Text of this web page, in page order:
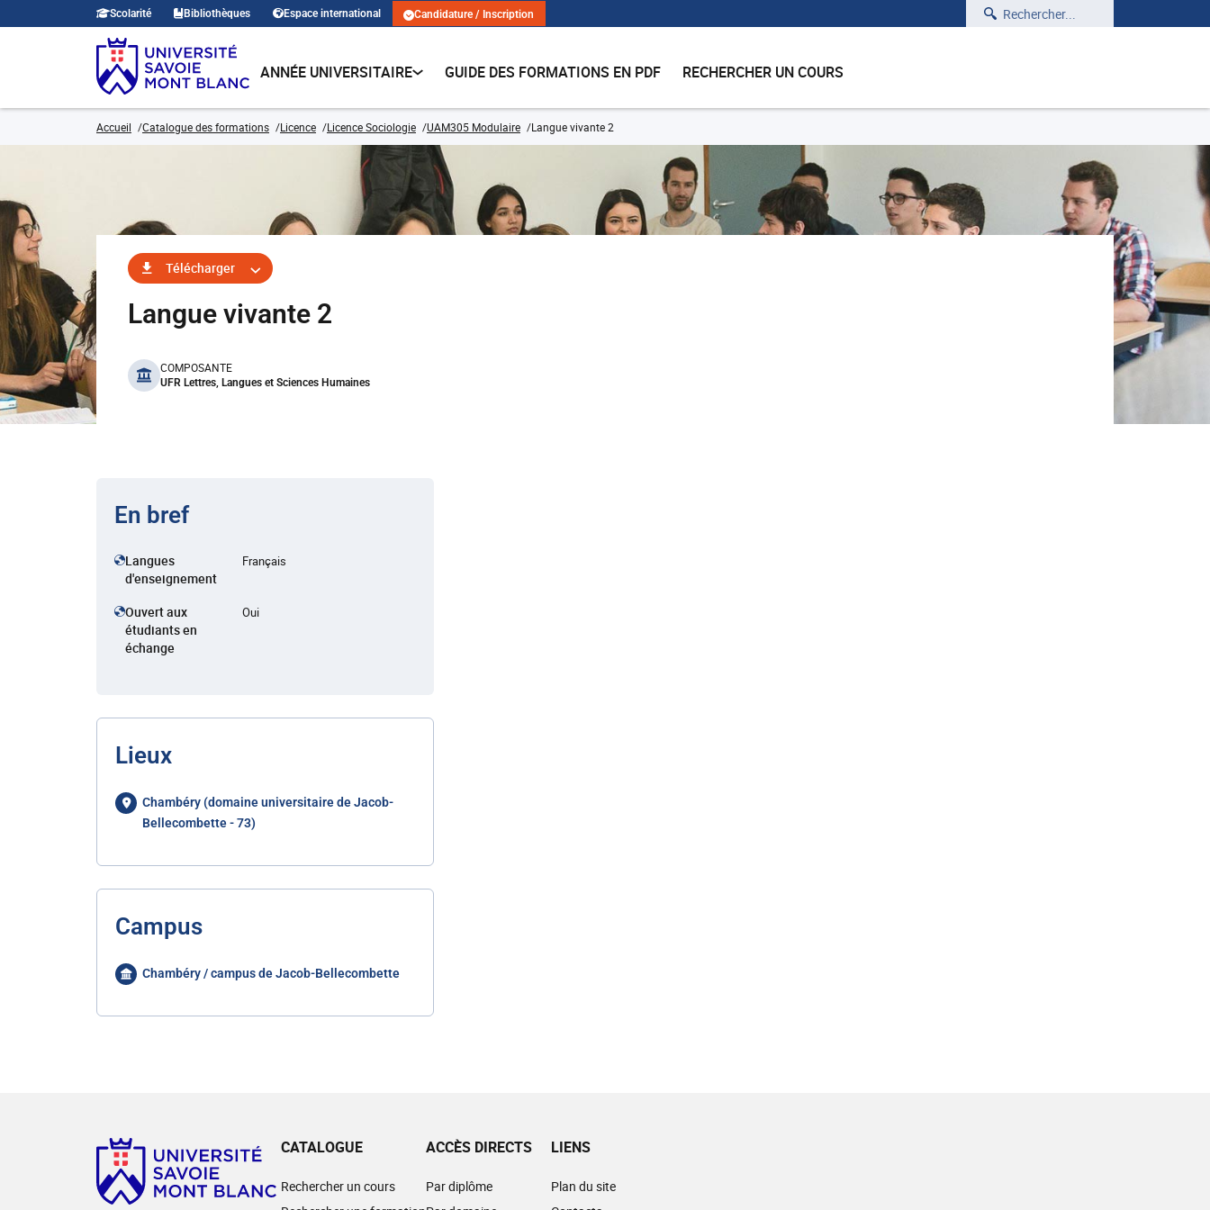
Scolarité Bibliothèques Espace international Candidature / Inscription Rechercher
ANNÉE UNIVERSITAIRE GUIDE DES FORMATIONS EN PDF RECHERCHER UN COURS
Accueil Catalogue des formations Licence Licence Sociologie UAM305 Modulaire Langue vivante 2
Télécharger
Langue vivante 2
benefits
COMPOSANTE
UFR Lettres, Langues et Sciences Humaines
En bref
Langues
d'enseignement
Français
Ouvert aux
étudiants en
échange
Oui
Lieux
Chambéry (domaine universitaire de Jacob-
Bellecombette - 73)
Campus
Chambéry / campus de Jacob-Bellecombette
CATALOGUE
Rechercher un cours
ACCÈS DIRECTS
Par diplôme
LIENS
Plan du site